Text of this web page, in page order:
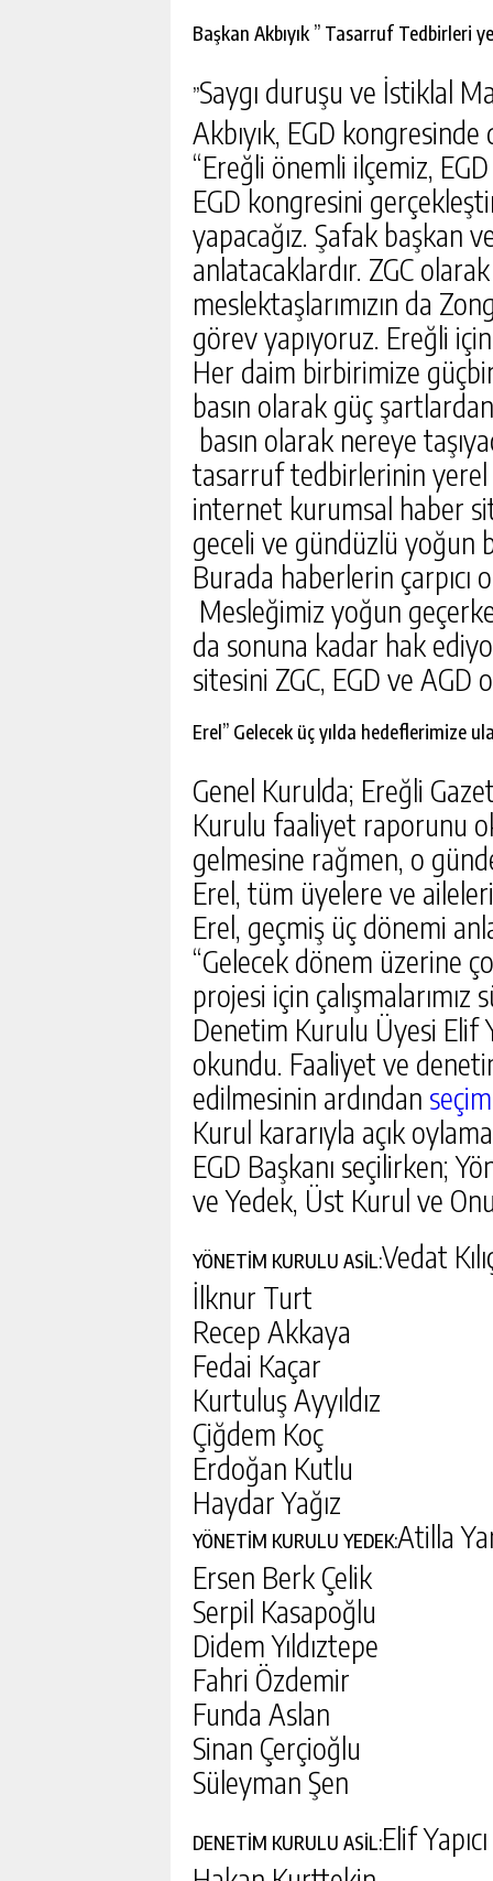
Başkan Akbıyık ’’ Tasarruf Tedbirleri
’’Saygı duruşu ve İstiklal
Akbıyık, EGD
“Ereğli önemli ilçemiz,
EGD kongresini
yapacağız. Şafak başkan
anlatacaklardır. ZGC
meslektaşlarımızın da
görev yapıyoruz. Ereğli
Her daim birbirimize
basın olarak güç
basın olarak nereye
tasarruf tedbirlerinin yerel
internet kurumsal haber
geceli ve gündüzlü yoğun
Burada haberlerin çarpıcı
Mesleğimiz yoğun
da sonuna kadar hak
sitesini ZGC, EGD ve
Erel’’ Gelecek üç yılda hedeflerimize
Genel Kurulda; Ereğli
Kurulu faaliyet raporunu
gelmesine rağmen, o
Erel, tüm üyelere ve
Erel, geçmiş üç dönemi
“Gelecek dönem üzerine
projesi için çalışmalarımız
Denetim Kurulu Üyesi Elif
okundu. Faaliyet ve
edilmesinin ardından seçim
Kurul kararıyla açık
EGD Başkanı seçilirken;
ve Yedek, Üst Kurul ve
YÖNETİM KURULU ASİL:Vedat
İlknur Turt
Recep Akkaya
Fedai Kaçar
Kurtuluş Ayyıldız
Çiğdem Koç
Erdoğan Kutlu
Haydar Yağız
YÖNETİM KURULU YEDEK:Atilla
Ersen Berk Çelik
Serpil Kasapoğlu
Didem Yıldıztepe
Fahri Özdemir
Funda Aslan
Sinan Çerçioğlu
Süleyman Şen
DENETİM KURULU ASİL:Elif Yapıcı